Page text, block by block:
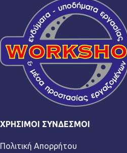
ΧΡΉΣΙΜΟΙ ΣΎΝΔΕΣΜΟΙ
Πολιτική Απορρήτου